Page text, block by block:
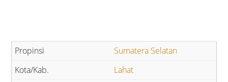
Sumatera Selatan
Lahat